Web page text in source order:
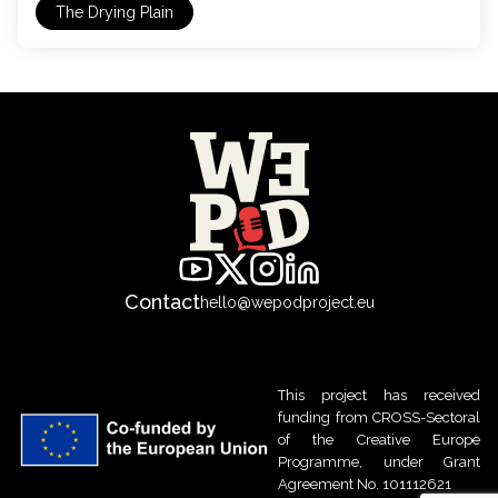
The Drying Plain
Contacthello@wepodproject.eu
This project has received
funding from CROSS-Sectoral
of the Creative Europe
Programme, under Grant
Agreement No. 101112621